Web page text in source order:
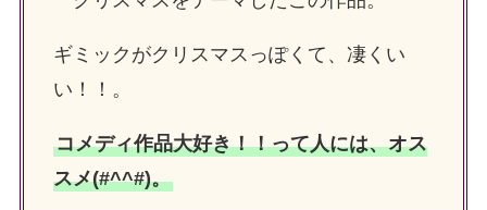
ギミックがクリスマスっぽくて、凄くい
い！！。
コメディ作品大好き！！って人には、オス
スメ(#^^#)。